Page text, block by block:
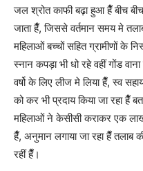
जल श्रोत काफी बढ़ा हुआ हैँ बीच
जाता हैँ, जिससे वर्तमान समय मे
महिलाओं बच्चों सहित ग्रामीणों के
स्नान कपड़ा भी धो रहे वहीं गोंड
वर्षो के लिए लीज मे लिया हैँ, स्व
को कर भी प्रदाय किया जा रहा हैँ
महिलाओं ने केसीसी कराकर एक
हैँ, अनुमान लगाया जा रहा हैँ तलाब
रहीं हैँ।